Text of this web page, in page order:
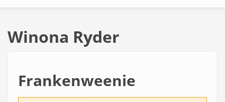
Winona Ryder
Frankenweenie